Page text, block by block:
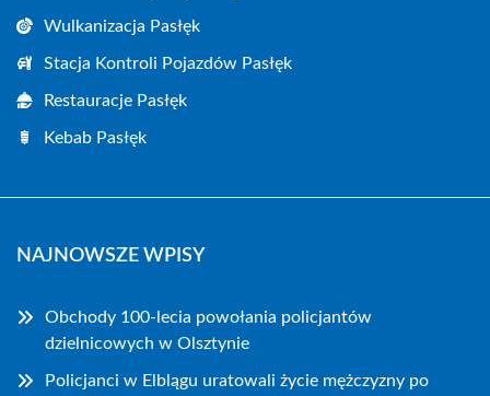
Wulkanizacja Pasłęk
Stacja Kontroli Pojazdów Pasłęk
Restauracje Pasłęk
Kebab Pasłęk
NAJNOWSZE WPISY
Obchody 100-lecia powołania policjantów
dzielnicowych w Olsztynie
Policjanci w Elblągu uratowali życie mężczyzny po